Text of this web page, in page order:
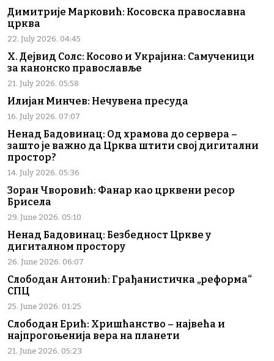
Димитрије Марковић: Косовска православна
црква
22. July 2026. 04:45
Х. Дејвид Солс: Косово и Украјина: Самученици
за канонско православље
21. July 2026. 05:58
Илијан Минчев: Нечувена пресуда
16. July 2026. 07:07
Ненад Бадовинац: Од храмова до сервера –
зашто је важно да Црква штити свој дигитални
простор?
14. July 2026. 05:36
Зоран Чворовић: Фанар као црквени ресор
Брисела
29. June 2026. 05:10
Ненад Бадовинац: Безбедност Цркве у
дигиталном простору
26. June 2026. 06:07
Слободан Антонић: Грађанистичка „реформа“
СПЦ
25. June 2026. 01:25
Слободан Ерић: Хришћанство – највећа и
најпрогоњенија вера на планети
21. June 2026. 05:23